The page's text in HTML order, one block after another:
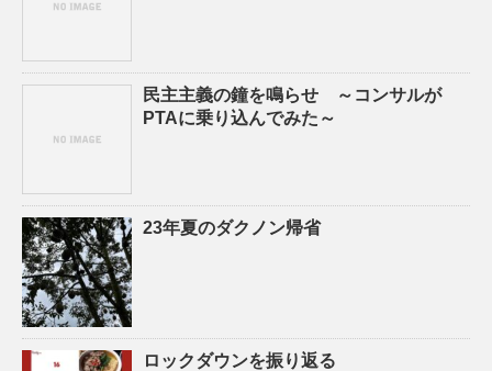
民主主義の鐘を鳴らせ ～コンサルが
PTAに乗り込んでみた～
23年夏のダクノン帰省
ロックダウンを振り返る